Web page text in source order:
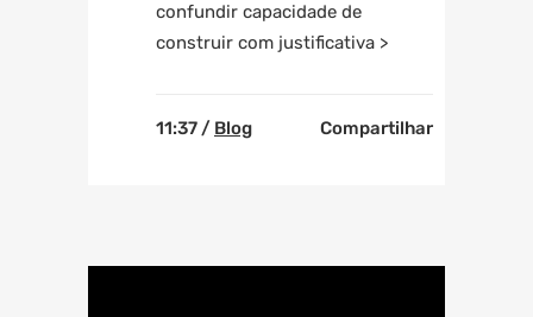
confundir capacidade de
construir com justificativa >
11:37 / Blog Compartilhar